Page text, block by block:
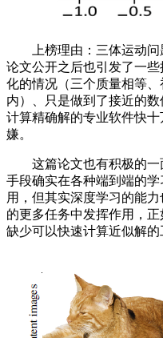
上榜理由：三体运动问
论文公开之后也引发了一
化的情况（三个质量相等
内）、只是做到了接近的
计算精确解的专业软件快
嫌。
这篇论文也有积极的一
手段确实在各种端到端的
用，但其实深度学习的能
的更多任务中发挥作用，
缺少可以快速计算近似解的